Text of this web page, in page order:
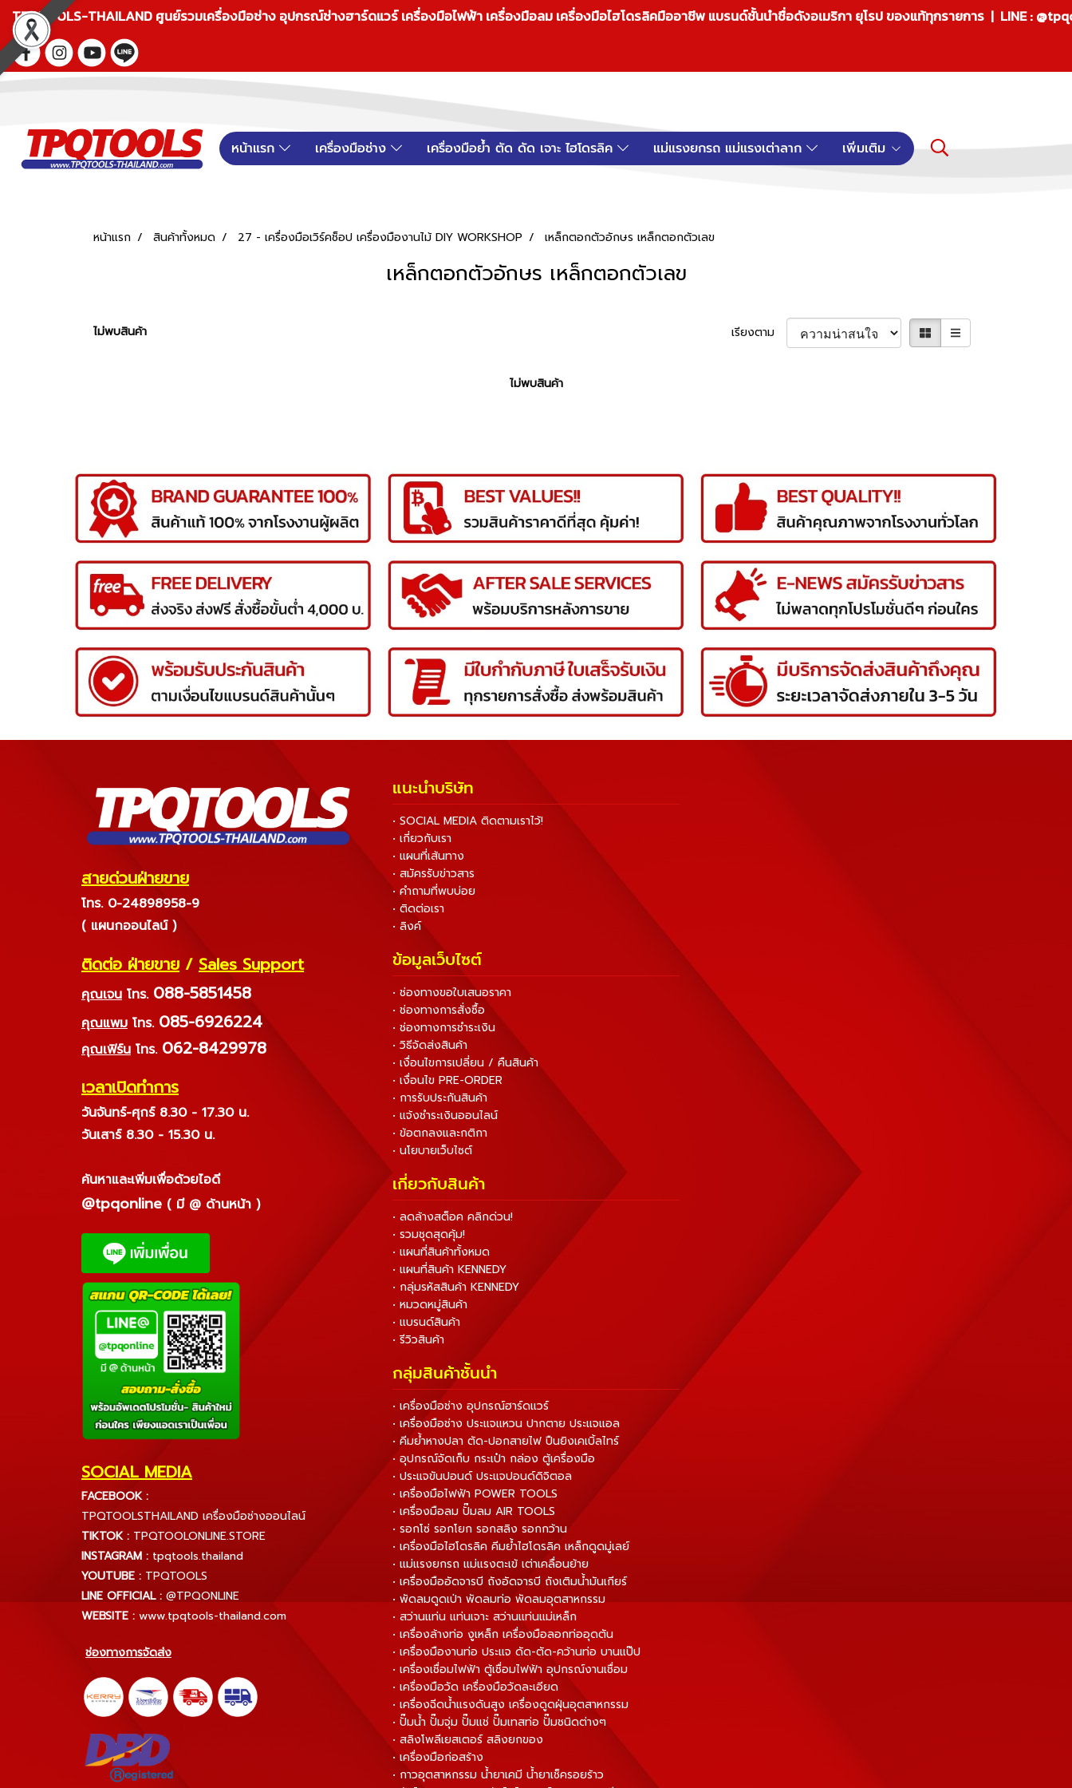
TPQTOOLS-THAILAND ศูนย์รวมเครื่องมือช่าง อุปกรณ์ช่างฮาร์ดแวร์ เครื่องมือไฟฟ้า เครื่องมือลม เครื่องมือไฮโดรลิคมืออาชีพ แบรนด์ชั้นนำชื่อดังอเมริกา ยุโรป ของแท้ทุกรายการ | LINE :
หน้าแรก เครื่องมือช่าง เครื่องมือย้ำ ตัด ดัด เจาะ ไฮโดรลิค แม่แรงยกรถ แม่แรงเต่าลาก เพิ่มเติม
หน้าแรก สินค้าทั้งหมด 27 - เครื่องมือเวิร์คช็อป เครื่องมืองานไม้ DIY WORKSHOP เหล็กตอกตัวอักษร เหล็กตอกตัวเลข
เหล็กตอกตัวอักษร เหล็กตอกตัวเลข
ไม่พบสินค้า เรียงตาม
ไม่พบสินค้า
สายด่วนฝ่ายขาย
โทร. 0-24898958-9
( แผนกออนไลน์ )
ติดต่อ ฝ่ายขาย / Sales Support
คุณเจน โทร. 088-5851458
คุณแพม โทร. 085-6926224
คุณเฟิร์น โทร. 062-8429978
เวลาเปิดทำการ
วันจันทร์-ศุกร์ 8.30 - 17.30 น.
วันเสาร์ 8.30 - 15.30 น.
ค้นหาและเพิ่มเพื่อด้วยไอดี
@tpqonline ( มี @ ด้านหน้า )
SOCIAL MEDIA
FACEBOOK :
TPQTOOLSTHAILAND เครื่องมือช่างออนไลน์
TIKTOK : TPQTOOLONLINE.STORE
INSTAGRAM : tpqtools.thailand
YOUTUBE : TPQTOOLS
LINE OFFICIAL : @TPQONLINE
WEBSITE : www.tpqtools-thailand.com
ช่องทางการจัดส่ง
แนะนำบริษัท
• SOCIAL MEDIA ติดตามเราไว้!
• เกี่ยวกับเรา
• แผนที่เส้นทาง
• สมัครรับข่าวสาร
• คำถามที่พบบ่อย
• ติดต่อเรา
• ลิงค์
ข้อมูลเว็บไซต์
• ช่องทางขอใบเสนอราคา
• ช่องทางการสั่งซื้อ
• ช่องทางการชำระเงิน
• วิธีจัดส่งสินค้า
• เงื่อนไขการเปลี่ยน / คืนสินค้า
• เงื่อนไข PRE-ORDER
• การรับประกันสินค้า
• แจ้งชำระเงินออนไลน์
• ข้อตกลงและกติกา
• นโยบายเว็บไซต์
เกี่ยวกับสินค้า
• ลดล้างสต็อค คลิกด่วน!
• รวมชุดสุดคุ้ม!
• แผนที่สินค้าทั้งหมด
• แผนที่สินค้า KENNEDY
• กลุ่มรหัสสินค้า KENNEDY
• หมวดหมู่สินค้า
• แบรนด์สินค้า
• รีวิวสินค้า
กลุ่มสินค้าชั้นนำ
• เครื่องมือช่าง อุปกรณ์ฮาร์ดแวร์
• เครื่องมือช่าง ประแจแหวน ปากตาย ประแจแอล
• คีมย้ำหางปลา ตัด-ปอกสายไฟ ปืนยิงเคเบิ้ลไทร์
• อุปกรณ์จัดเก็บ กระเป๋า กล่อง ตู้เครื่องมือ
• ประแจขันปอนด์ ประแจปอนด์ดิจิตอล
• เครื่องมือไฟฟ้า POWER TOOLS
• เครื่องมือลม ปั๊มลม AIR TOOLS
• รอกโซ่ รอกโยก รอกสลิง รอกกว้าน
• เครื่องมือไฮโดรลิค คีมย้ำไฮโดรลิค เหล็กดูดมู่เลย์
• แม่แรงยกรถ แม่แรงตะเข้ เต่าเคลื่อนย้าย
• เครื่องมืออัดจารบี ถังอัดจารบี ถังเติมน้ำมันเกียร์
• พัดลมดูดเป่า พัดลมท่อ พัดลมอุตสาหกรรม
• สว่านแท่น แท่นเจาะ สว่านแท่นแม่เหล็ก
• เครื่องล้างท่อ งูเหล็ก เครื่องมือลอกท่ออุดตัน
• เครื่องมืองานท่อ ประแจ ดัด-ตัด-คว้านท่อ บานแป๊ป
• เครื่องเชื่อมไฟฟ้า ตู้เชื่อมไฟฟ้า อุปกรณ์งานเชื่อม
• เครื่องมือวัด เครื่องมือวัดละเอียด
• เครื่องฉีดน้ำแรงดันสูง เครื่องดูดฝุ่นอุตสาหกรรม
• ปั๊มน้ำ ปั๊มจุ่ม ปั๊มแช่ ปั๊มเทสท่อ ปั๊มชนิดต่างๆ
• สลิงโพลีเยสเตอร์ สลิงยกของ
• เครื่องมือก่อสร้าง
• กาวอุตสาหกรรม น้ำยาเคมี น้ำยาเช็ครอยร้าว